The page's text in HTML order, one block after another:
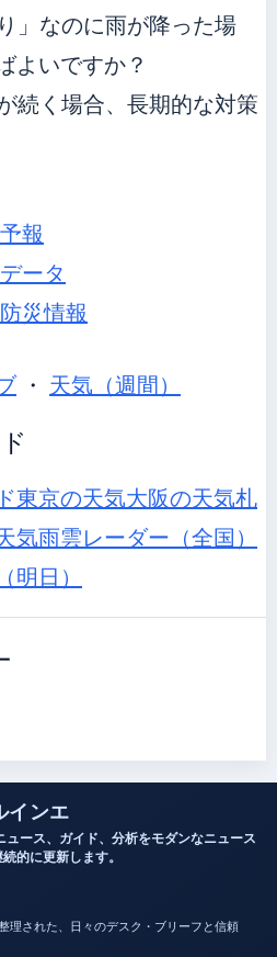
」なのに雨が降った場
よいですか？
続く場合、長期的な対策
報
ータ
災情報
・ 天気（週間）
東京の天気大阪の天気札
気雨雲レーダー（全国）
明日）
インエ
ュース、ガイド、分析をモダンなニュース
的に更新します。
理された、日々のデスク・ブリーフと信頼